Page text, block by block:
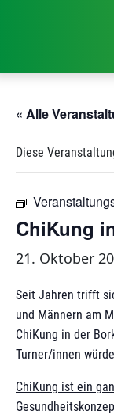
« Alle
Diese
ChiKung
21. Oktober
Seit Jahren trifft
und Männern am
ChiKung in der
Turner/innen
ChiKung ist ein